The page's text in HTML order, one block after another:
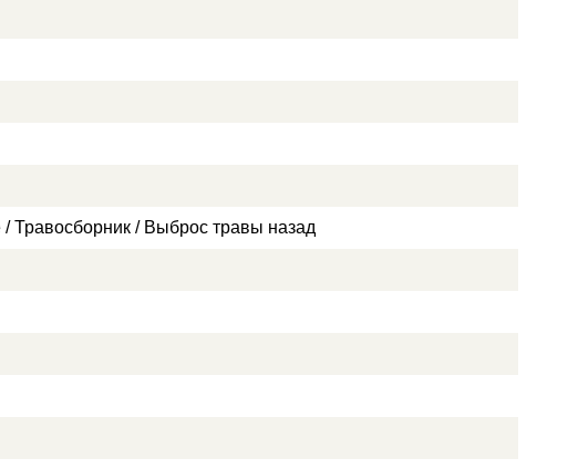
/ Травосборник / Выброс травы назад